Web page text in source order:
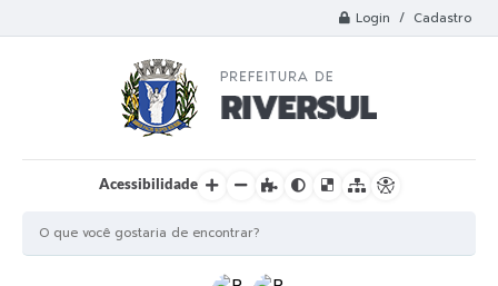
Login / Cadastro
Acessibilidade